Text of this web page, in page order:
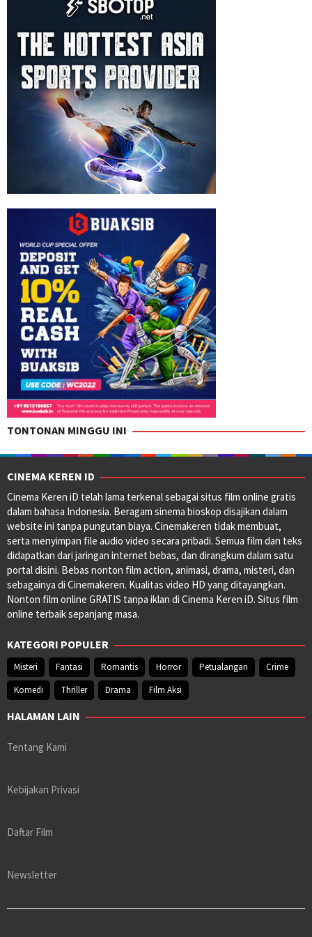
Silswal,
Wiratanu
Ningrat
TONTONAN MINGGU INI
CINEMA KEREN ID
Cinema Keren iD telah lama terkenal sebagai situs film online gratis
dalam bahasa Indonesia. Beragam sinema bioskop disajikan dalam
website ini tanpa pungutan biaya. Cinemakeren tidak membuat,
serta menyimpan file audio video secara pribadi. Semua film dan teks
didapatkan dari jaringan internet bebas, dan dirangkum dalam satu
portal disini. Bebas nonton film action, animasi, drama, misteri, dan
sebagainya di Cinemakeren. Kualitas video HD yang ditayangkan.
Nonton film online GRATIS tanpa iklan di Cinema Keren iD. Situs film
online terbaik sepanjang masa.
KATEGORI POPULER
Misteri Fantasi Romantis Horror Petualangan
Crime
Komedi
Thriller Drama Film Aksi
HALAMAN LAIN
Tentang Kami
Kebijakan Privasi
Daftar Film
Newsletter